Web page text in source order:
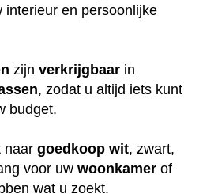
interieur en persoonlijke
zijn verkrijgbaar in
, zodat u altijd iets kunt
budget.
naar goedkoop wit, zwart,
voor uw woonkamer of
wat u zoekt.